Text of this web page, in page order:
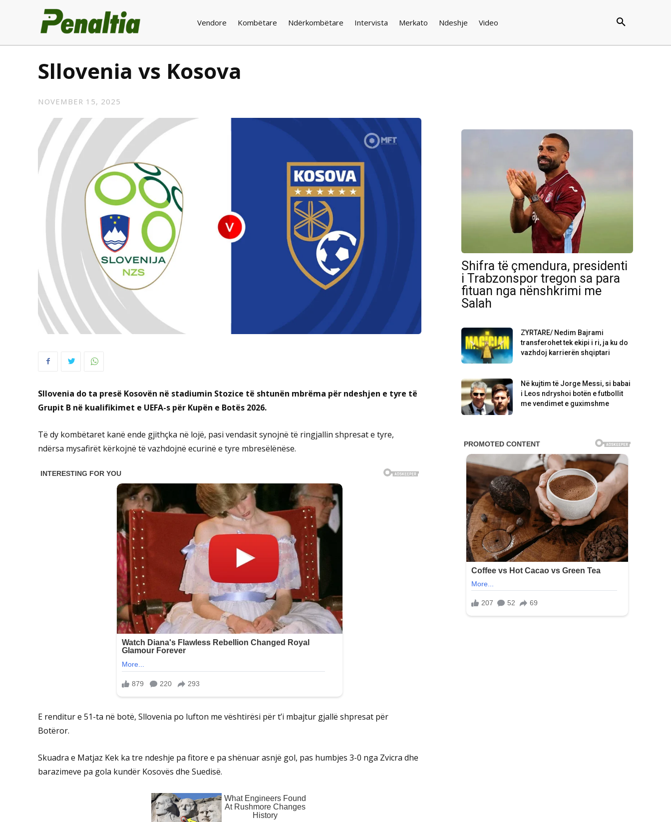
Vendore Kombëtare Ndërkombëtare Intervista Merkato Ndeshje Video
Sllovenia vs Kosova
NOVEMBER 15, 2025
Sllovenia do ta presë Kosovën në stadiumin Stozice të shtunën mbrëma për ndeshjen e tyre të
Grupit B në kualifikimet e UEFA-s për Kupën e Botës 2026.
Të dy kombëtaret kanë ende gjithçka në lojë, pasi vendasit synojnë të ringjallin shpresat e tyre,
ndërsa mysafirët kërkojnë të vazhdojnë ecurinë e tyre mbresëlënëse.
E renditur e 51-ta në botë, Sllovenia po lufton me vështirësi për t’i mbajtur gjallë shpresat për
Botëror.
Skuadra e Matjaz Kek ka tre ndeshje pa fitore e pa shënuar asnjë gol, pas humbjes 3-0 nga Zvicra dhe
barazimeve pa gola kundër Kosovës dhe Suedisë.
Shifra të çmendura, presidenti
i Trabzonspor tregon sa para
fituan nga nënshkrimi me
Salah
ZYRTARE/ Nedim Bajrami
transferohet tek ekipi i ri, ja ku do
vazhdoj karrierën shqiptari
Në kujtim të Jorge Messi, si babai
i Leos ndryshoi botën e futbollit
me vendimet e guximshme